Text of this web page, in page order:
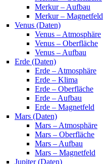
Merkur – Aufbau
Merkur – Magnetfeld
Venus (Daten)
Venus – Atmosphäre
Venus – Oberfläche
Venus – Aufbau
Erde (Daten)
Erde – Atmosphäre
Erde – Klima
Erde – Oberfläche
Erde – Aufbau
Erde – Magnetfeld
Mars (Daten)
Mars – Atmosphäre
Mars – Oberfläche
Mars – Aufbau
Mars – Magnetfeld
Jupiter (Daten)